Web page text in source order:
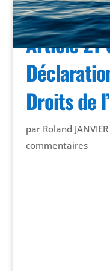
Article
Droits de
par Roland JANVIER
commentaires